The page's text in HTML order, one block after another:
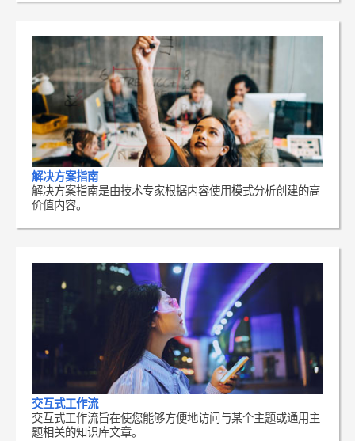
解决方案指南
解决方案指南是由技术专家根据内容使用模式分析创建的高
价值内容。
交互式工作流
交互式工作流旨在使您能够方便地访问与某个主题或通用主
题相关的知识库文章。